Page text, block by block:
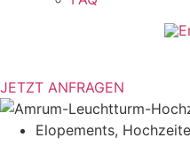
JETZT ANFRAGEN
Elopements,